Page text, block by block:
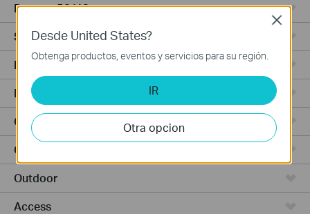
Routers 5G/4G
Switches Smart
Punto de Acceso
Routers de Alta Potencia
Cámaras y seguridad
Ceiling Mount
Outdoor
Access
Desde United States?
Obtenga productos, eventos y servicios para su región.
IR
Otra opcion
Close